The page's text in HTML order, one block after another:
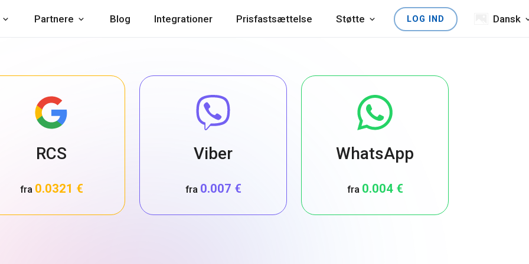
Partnere Blog Integrationer Prisfastsættelse Støtte LOG IND Dansk
RCS
fra 0.0321 €
Viber
fra 0.007 €
WhatsApp
fra 0.004 €